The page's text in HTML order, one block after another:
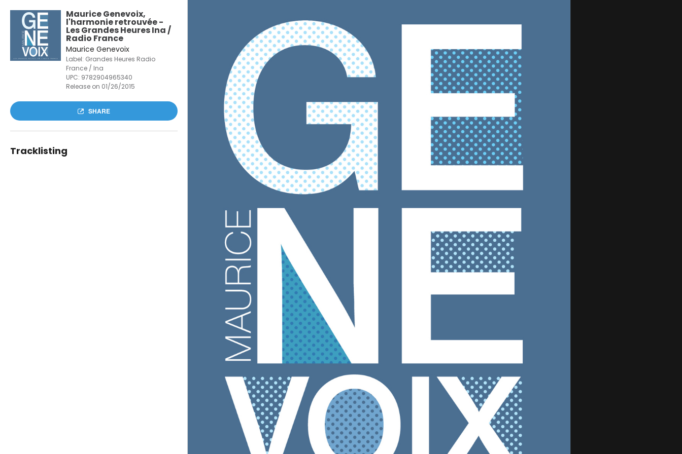
Maurice Genevoix,
l'harmonie retrouvée -
Les Grandes Heures Ina /
Radio France
Maurice Genevoix
Label: Grandes Heures Radio
France / Ina
UPC: 9782904965340
Release on 01/26/2015
SHARE
Tracklisting